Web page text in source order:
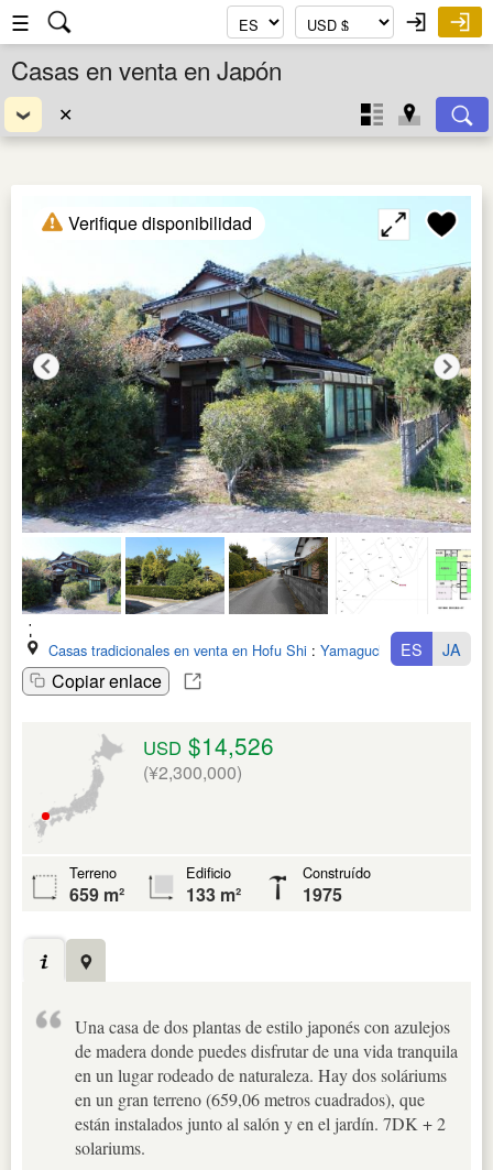
☰
Casas en venta en Japón
✕
Verifique disponibilidad
Casas tradicionales en venta en Hofu Shi : Yamaguchi Ken
Copiar enlace
ES JA
USD $14,526
(¥2,300,000)
Terreno
659 m²
Edificio
133 m²
Construído
1975
Una casa de dos plantas de estilo japonés con azulejos
de madera donde puedes disfrutar de una vida tranquila
en un lugar rodeado de naturaleza. Hay dos soláriums
en un gran terreno (659,06 metros cuadrados), que
están instalados junto al salón y en el jardín. 7DK + 2
solariums.